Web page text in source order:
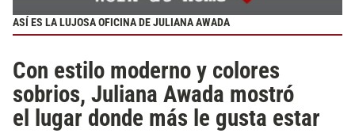
ASÍ ES LA LUJOSA OFICINA DE JULIANA AWADA
Con estilo moderno y colores
sobrios, Juliana Awada mostró
el lugar donde más le gusta estar